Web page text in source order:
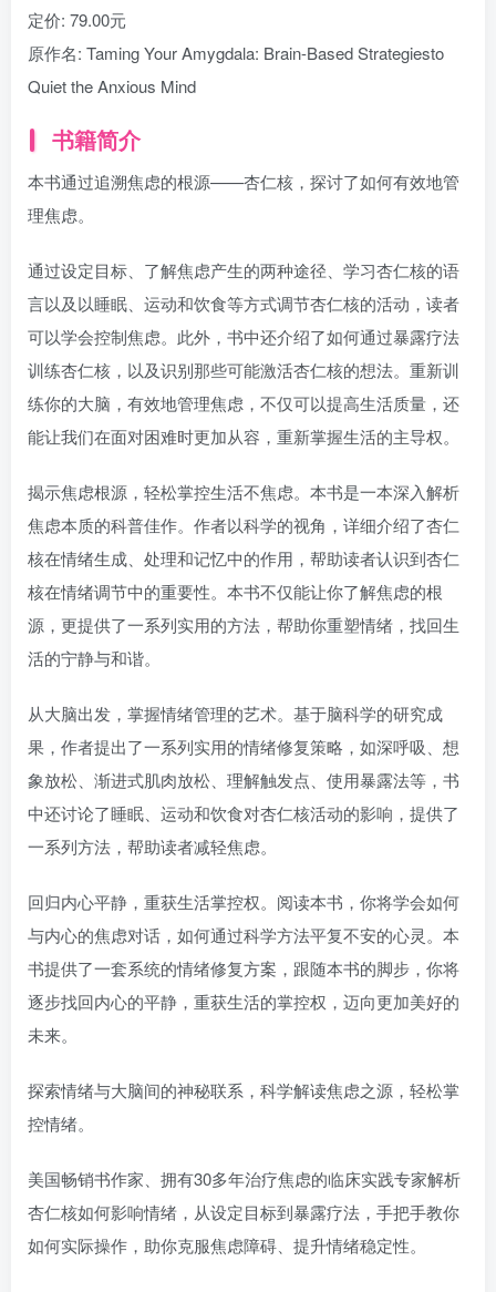
定价: 79.00元
原作名: Taming Your Amygdala: Brain-Based Strategiesto
Quiet the Anxious Mind
书籍简介
本书通过追溯焦虑的根源——杏仁核，探讨了如何有效地管
理焦虑。
通过设定目标、了解焦虑产生的两种途径、学习杏仁核的语
言以及以睡眠、运动和饮食等方式调节杏仁核的活动，读者
可以学会控制焦虑。此外，书中还介绍了如何通过暴露疗法
训练杏仁核，以及识别那些可能激活杏仁核的想法。重新训
练你的大脑，有效地管理焦虑，不仅可以提高生活质量，还
能让我们在面对困难时更加从容，重新掌握生活的主导权。
揭示焦虑根源，轻松掌控生活不焦虑。本书是一本深入解析
焦虑本质的科普佳作。作者以科学的视角，详细介绍了杏仁
核在情绪生成、处理和记忆中的作用，帮助读者认识到杏仁
核在情绪调节中的重要性。本书不仅能让你了解焦虑的根
源，更提供了一系列实用的方法，帮助你重塑情绪，找回生
活的宁静与和谐。
从大脑出发，掌握情绪管理的艺术。基于脑科学的研究成
果，作者提出了一系列实用的情绪修复策略，如深呼吸、想
象放松、渐进式肌肉放松、理解触发点、使用暴露法等，书
中还讨论了睡眠、运动和饮食对杏仁核活动的影响，提供了
一系列方法，帮助读者减轻焦虑。
回归内心平静，重获生活掌控权。阅读本书，你将学会如何
与内心的焦虑对话，如何通过科学方法平复不安的心灵。本
书提供了一套系统的情绪修复方案，跟随本书的脚步，你将
逐步找回内心的平静，重获生活的掌控权，迈向更加美好的
未来。
探索情绪与大脑间的神秘联系，科学解读焦虑之源，轻松掌
控情绪。
美国畅销书作家、拥有30多年治疗焦虑的临床实践专家解析
杏仁核如何影响情绪，从设定目标到暴露疗法，手把手教你
如何实际操作，助你克服焦虑障碍、提升情绪稳定性。